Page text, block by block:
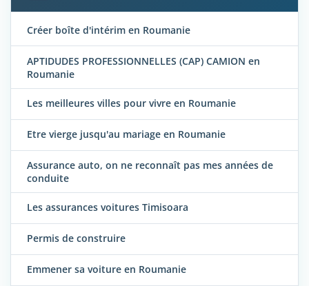
Créer boîte d'intérim en Roumanie
APTIDUDES PROFESSIONNELLES (CAP) CAMION en
Roumanie
Les meilleures villes pour vivre en Roumanie
Etre vierge jusqu'au mariage en Roumanie
Assurance auto, on ne reconnaît pas mes années de
conduite
Les assurances voitures Timisoara
Permis de construire
Emmener sa voiture en Roumanie